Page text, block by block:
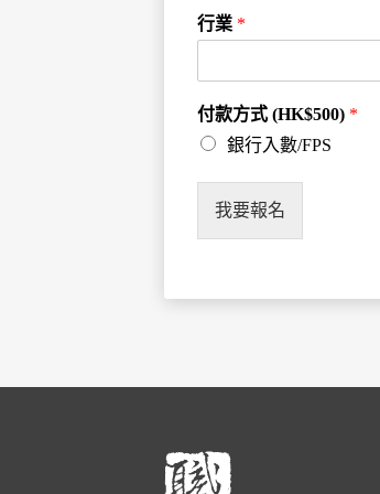
行業 *
付款方式 (HK$500) *
銀行入數/FPS
我要報名